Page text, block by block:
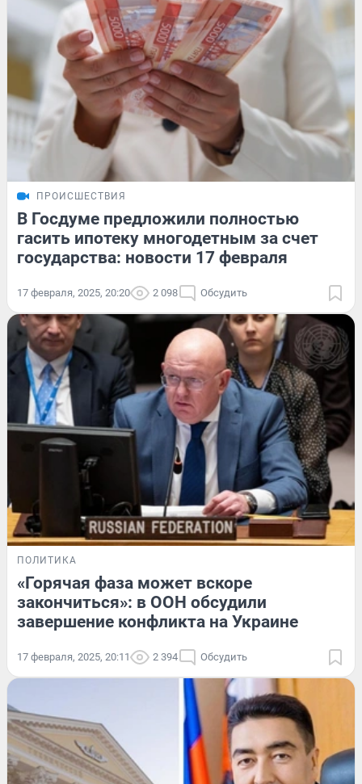
ПРОИСШЕСТВИЯ
В Госдуме предложили полностью
гасить ипотеку многодетным за счет
государства: новости 17 февраля
17 февраля, 2025, 20:20 2 098 Обсудить
ПОЛИТИКА
«Горячая фаза может вскоре
закончиться»: в ООН обсудили
завершение конфликта на Украине
17 февраля, 2025, 20:11 2 394 Обсудить